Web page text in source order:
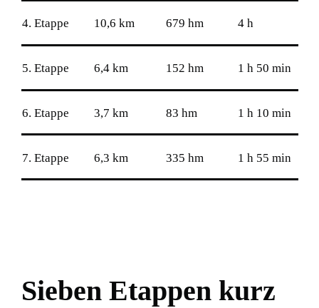
4. Etappe 10,6 km 679 hm 4 h
5. Etappe 6,4 km 152 hm 1 h 50 min
6. Etappe 3,7 km 83 hm 1 h 10 min
7. Etappe 6,3 km 335 hm 1 h 55 min
Sieben Etappen kurz